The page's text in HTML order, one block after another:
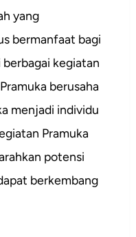
yang
bermanfaat bagi
berbagai kegiatan
berusaha
menjadi individu
Pramuka
potensi
berkembang